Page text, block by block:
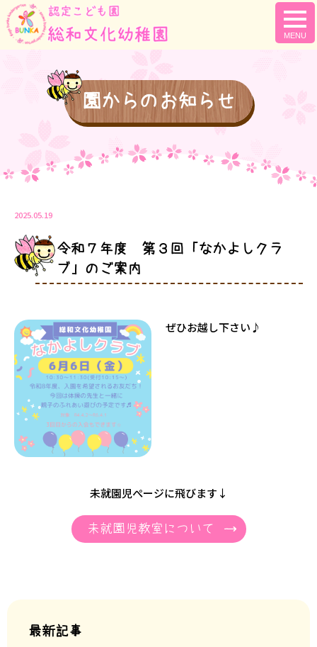
園からのお知らせ
2025.05.19
令和７年度 第３回「なかよしクラ
ブ」のご案内
ぜひお越し下さい♪
未就園児ぺージに飛びます↓
未就園児教室について
最新記事